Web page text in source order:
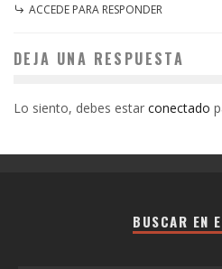
ACCEDE PARA RESPONDER
DEJA UNA RESPUESTA
Lo siento, debes estar conectado
BUSCAR EN